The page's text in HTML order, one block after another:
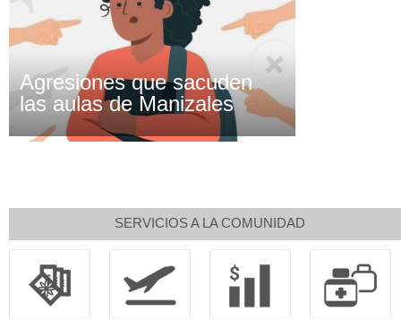
Agresiones que sacuden
las aulas de Manizales
SERVICIOS A LA COMUNIDAD